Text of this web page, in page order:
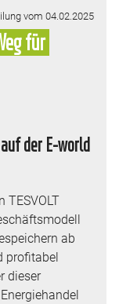
vom 04.02.2025
für
der E-world
TESVOLT
ab
profitabel
dieser